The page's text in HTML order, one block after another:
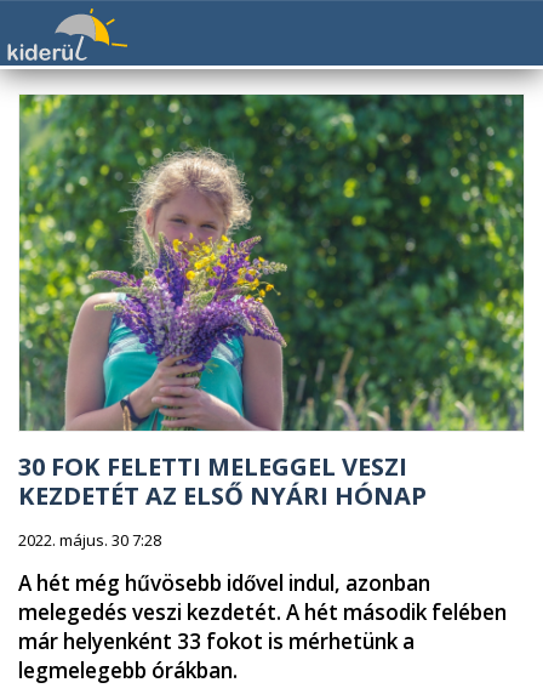
30 FOK FELETTI MELEGGEL VESZI
KEZDETÉT AZ ELSŐ NYÁRI HÓNAP
2022. május. 30 7:28
A hét még hűvösebb idővel indul, azonban
melegedés veszi kezdetét. A hét második felében
már helyenként 33 fokot is mérhetünk a
legmelegebb órákban.